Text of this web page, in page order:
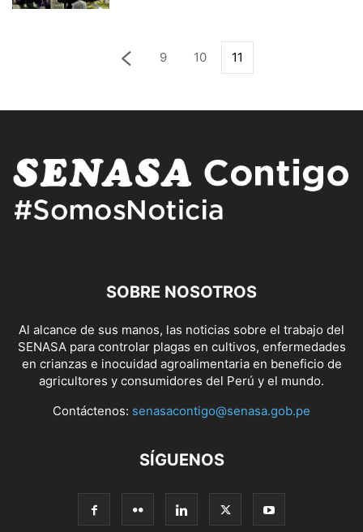
9 10 11
SOBRE NOSOTROS
Al alcance de sus manos, las noticias sobre el trabajo del
SENASA para controlar plagas en cultivos, enfermedades
en crianzas e inocuidad agroalimentaria en beneficio de
agricultores y consumidores del Perú y el mundo.
Contáctenos: senasacontigo@senasa.gob.pe
SÍGUENOS